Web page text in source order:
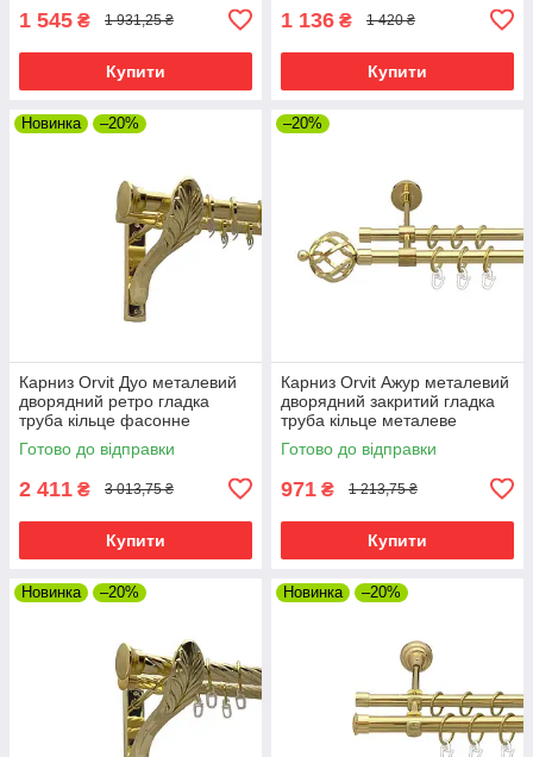
1 545 ₴ 1 931,25 ₴
Купити
1 136 ₴ 1 420 ₴
Купити
Новинка –20%
Карниз Orvit Дуо металевий
дворядний ретро гладка
труба кільце фасонне
металеве Золото 25\19 мм
240 см (00-00009644)
Готово до відправки
2 411 ₴ 3 013,75 ₴
Купити
–20%
Карниз Orvit Ажур металевий
дворядний закритий гладка
труба кільце металеве
Золото 16\16 мм 240 см (00-
00014473)
Готово до відправки
971 ₴ 1 213,75 ₴
Купити
Новинка –20% Новинка –20%